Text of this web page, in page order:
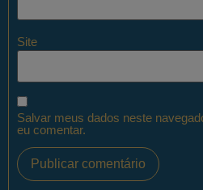
Site
Salvar meus dados neste
eu comentar.